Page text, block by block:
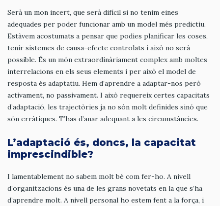
Serà un mon incert, que serà difícil si no tenim eines
adequades per poder funcionar amb un model més predictiu.
Estàvem acostumats a pensar que podies planificar les coses,
tenir sistemes de causa-efecte controlats i això no serà
possible. És un món extraordinàriament complex amb moltes
interrelacions en els seus elements i per això el model de
resposta és adaptatiu. Hem d’aprendre a adaptar-nos però
activament, no passivament. I això requereix certes capacitats
d’adaptació, les trajectòries ja no són molt definides sinó que
són erràtiques. T’has d’anar adequant a les circumstàncies.
L’adaptació és, doncs, la capacitat
imprescindible?
I lamentablement no sabem molt bé com fer-ho. A nivell
d’organitzacions és una de les grans novetats en la que s’ha
d’aprendre molt. A nivell personal ho estem fent a la força, i